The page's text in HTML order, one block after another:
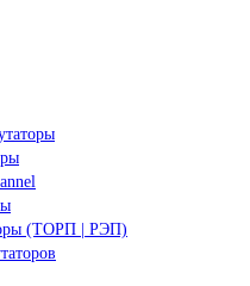
(ТОРП | РЭП)